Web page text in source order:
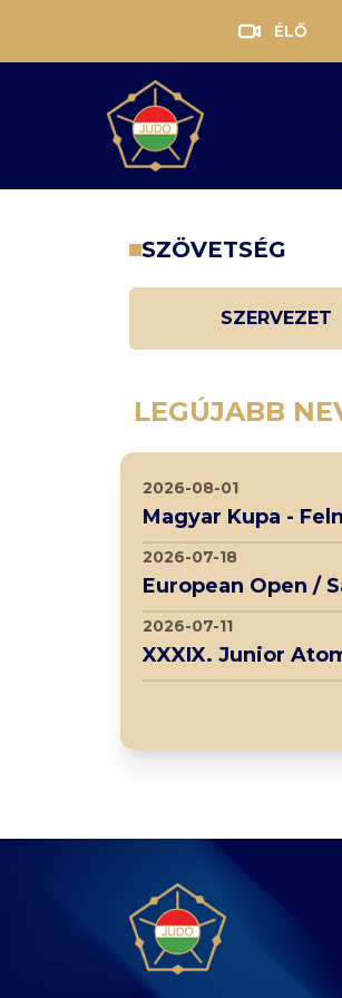
ÉLŐ
SZÖVETSÉG
SZERVEZET
LEGÚJABB
2026-08-01
Magyar Kupa -
2026-07-18
European Open /
2026-07-11
XXXIX. Junior